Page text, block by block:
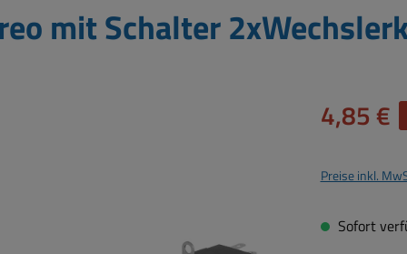
mit Schalter
Verkaufspreis:
4,85 €
Preise inkl.
Sofort